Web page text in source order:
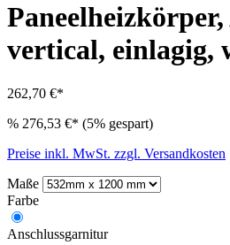
vertical, einlagig,
262,70 €*
% 276,53 €* (5% gespart)
Preise inkl. MwSt. zzgl. Versandkosten
Maße
Farbe
Anschlussgarnitur